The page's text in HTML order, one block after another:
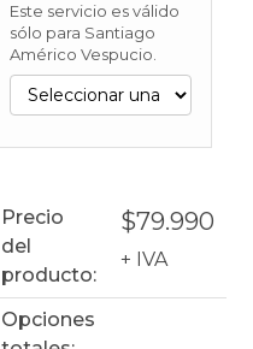
Este servicio es válido
sólo para Santiago
Américo Vespucio.
Precio
del
producto:
$79.990
+ IVA
Opciones